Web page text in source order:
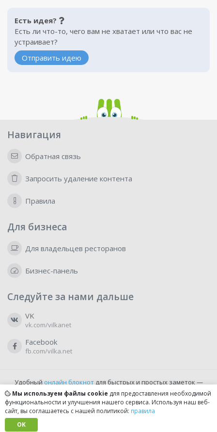
Есть идея?
Есть ли что-то, чего вам не хватает или что вас не
устраивает?
Отправить идею
Навигация
Обратная связь
Запросить удаление контента
Правила
Для бизнеса
Для владельцев ресторанов
Бизнес-панель
Следуйте за нами дальше
VK
vk.com/vilkanet
Facebook
fb.com/vilka.net
Удобный онлайн блокнотдля быстрых и простых заметок —
бесплатно и доступно прямо из браузера.
Мы используем файлы cookie для предоставления необходимой
функциональности и улучшения нашего сервиса. Используя наш веб-
сайт, вы соглашаетесь с нашей политикой: правила
OK